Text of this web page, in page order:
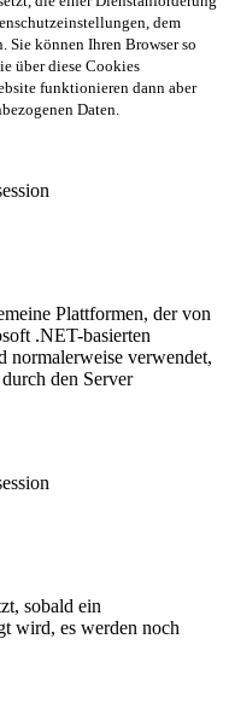
dem
Sie können Ihren Browser so
über diese Cookies
funktionieren dann aber
Daten.
Plattformen, der von
.NET-basierten
normalerweise verwendet,
den Server
sobald ein
wird, es werden noch